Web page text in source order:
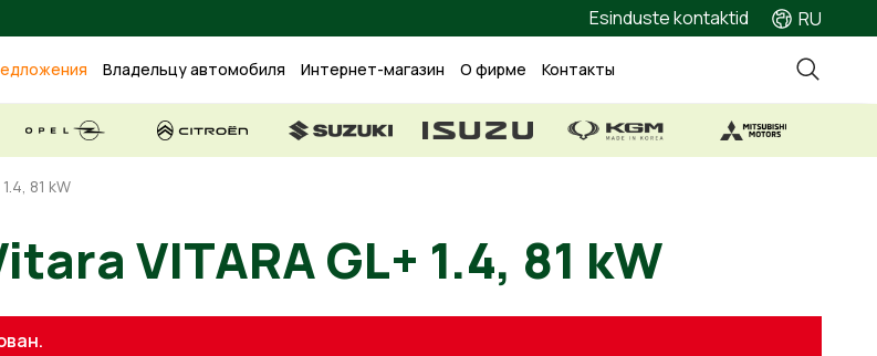
Esinduste kontaktid RU
Владельцу автомобиля Интернет-магазин О фирме Контакты
81 kW
Vitara VITARA GL+ 1.4, 81 kW